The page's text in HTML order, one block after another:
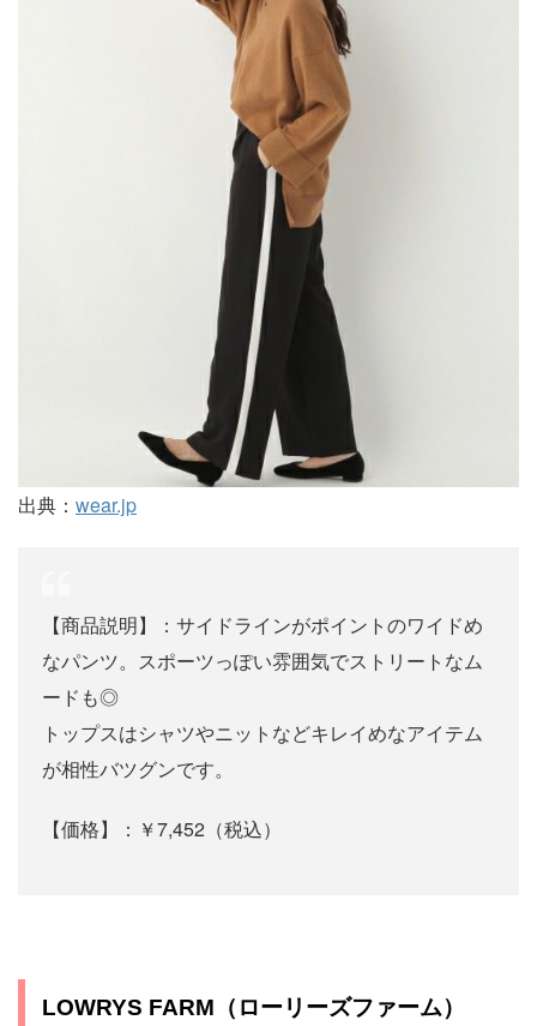
出典： wear.jp
【商品説明】：サイドラインがポイントのワイドめ
なパンツ。スポーツっぽい雰囲気でストリートなム
ードも◎
トップスはシャツやニットなどキレイめなアイテム
が相性バツグンです。
【価格】：￥7,452（税込）
LOWRYS FARM（ローリーズファーム）